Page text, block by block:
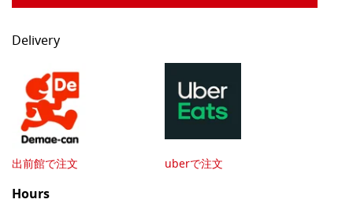
Delivery
出前館で注文 uberで注文
Hours